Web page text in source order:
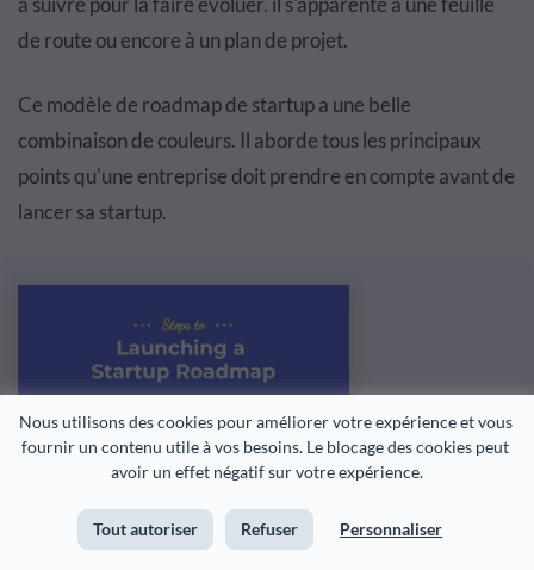
Nous utilisons des cookies pour améliorer votre expérience et vous
fournir un contenu utile à vos besoins. Le blocage des cookies peut
avoir un effet négatif sur votre expérience.
Tout autoriser Refuser Personnaliser
de route ou encore à un plan de projet.
Ce modèle de roadmap de startup a une belle
combinaison de couleurs. Il aborde tous les principaux
points qu'une entreprise doit prendre en compte avant de
lancer sa startup.